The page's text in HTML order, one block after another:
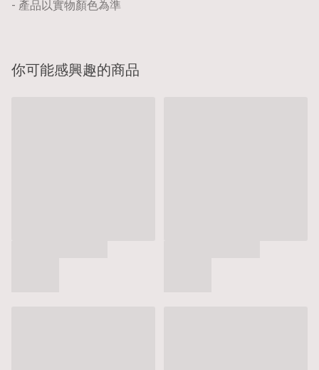
- 產品以實物顏色為準
你可能感興趣的商品